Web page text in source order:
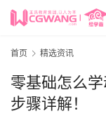
首页 精选资讯
零基础怎么
步骤详解！